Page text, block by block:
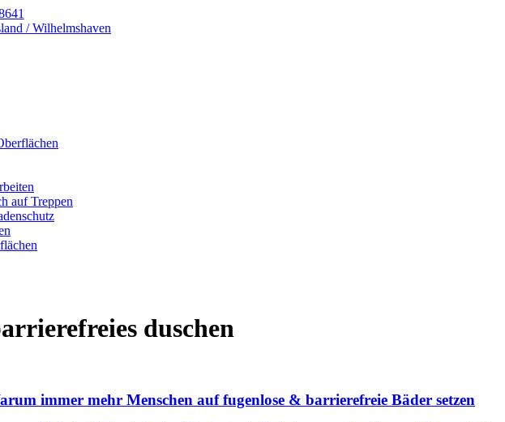
auf Treppen
duschen
immer mehr Menschen auf fugenlose & barrierefreie Bäder setzen